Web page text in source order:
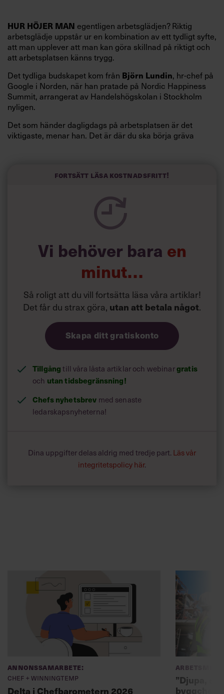
HUR HÖJER MAN egentligen arbetsglädjen? Riktig
arbetsglädje uppstår ur en kombination av ett tydligt syfte,
att man upplever att man kan göra skillnad på riktigt och
att arbetsplatsen känns trygg.
Det tydliga budskapet kom från Björn Lundin, hr-chef på
Google i Norden, när han pratade på Nordic Happiness
Summit, arrangerat av Handelshögskolan i Stockholm
nyligen.
Det som händer dagligdags på arbetsplatsen är det
viktigaste, menar han. Det är där du ska börja gräva
och höjt arbetsglädjen på Google:
Fortsätt läsa kostnadsfritt!
Vi behöver bara en
minut…
Så roligt att du vill fortsätta läsa våra artiklar!
Det får du strax göra, utan att betala något.
Skapa ditt gratiskonto
Tillgångtill våra låsta artiklar och webinargratis
och utan tidsbegränsning!
Chefs nyhetsbrev med senaste
ledarskapsnyheterna!
Dina uppgifter delas aldrig med tredje part. Läs vår
integritetspolicy här.
Annonssamarbete:
Chef + Winningtemp
Delta i Chefbarometern 2026
”Djupa,